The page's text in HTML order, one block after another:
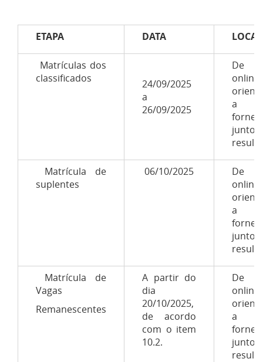
ETAPA DATA LOCAL
Matrículas dos
classificados
24/09/2025
a
26/09/2025
De
a
junto
Matrícula de
suplentes
06/10/2025
De
a
junto
Matrícula de
Vagas
Remanescentes
A partir do
dia
20/10/2025,
de acordo
com o item
10.2.
De
a
junto